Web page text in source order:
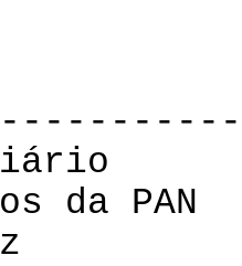
da PAN